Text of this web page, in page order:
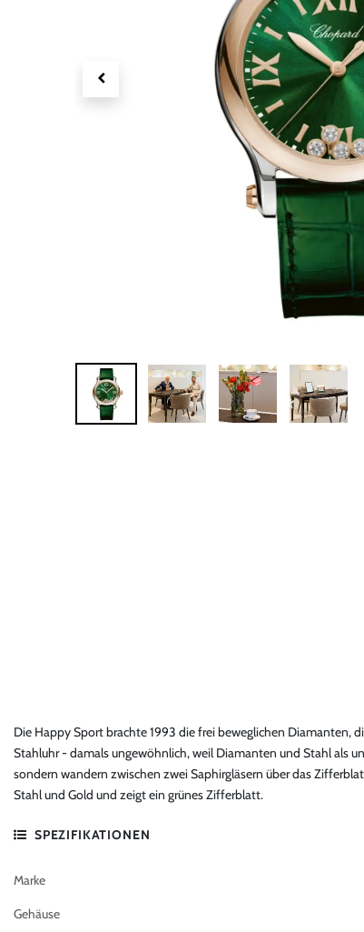
Die Happy Sport brachte 1993 die frei beweglichen Diamanten,
Stahluhr - damals ungewöhnlich, weil Diamanten und Stahl als
sondern wandern zwischen zwei Saphirgläsern über das
Stahl und Gold und zeigt ein grünes Zifferblatt.
SPEZIFIKATIONEN
Marke
Gehäuse